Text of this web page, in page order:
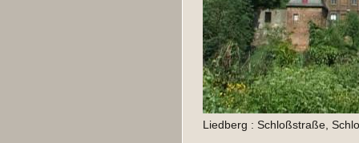
Liedberg : Schloßstraße,